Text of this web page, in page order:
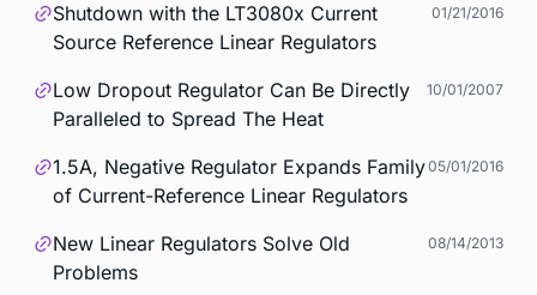
Shutdown with the LT3080x Current
Source Reference Linear Regulators
01/21/2016
Low Dropout Regulator Can Be Directly
Paralleled to Spread The Heat
10/01/2007
1.5A, Negative Regulator Expands Family
of Current-Reference Linear Regulators
05/01/2016
New Linear Regulators Solve Old
Problems
08/14/2013